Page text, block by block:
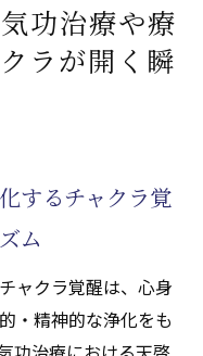
功治療や療
ラが開く瞬
するチャクラ覚
ム
ャクラ覚醒は、心身
・精神的な浄化をも